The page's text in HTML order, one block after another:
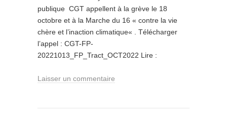
publique CGT appellent à la grève le 18
octobre et à la Marche du 16 « contre la vie
chère et l’inaction climatique« . Télécharger
l’appel : CGT-FP-
20221013_FP_Tract_OCT2022 Lire :
Laisser un commentaire